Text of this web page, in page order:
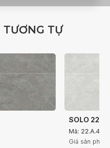
TƯƠNG TỰ
SOLO
Mã:
Giá sản